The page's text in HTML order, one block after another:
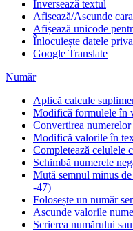
Inversează textul
Afișează/Ascunde
Afișează unicode
Înlocuiește datele
Google Translate
Număr
Aplică calcule
Modifică formulele în
Convertirea
Modifică valorile în
Completează celulele
Schimbă numerele
Mută semnul minus
-47)
Folosește un număr
Ascunde valorile
Scrierea numărului